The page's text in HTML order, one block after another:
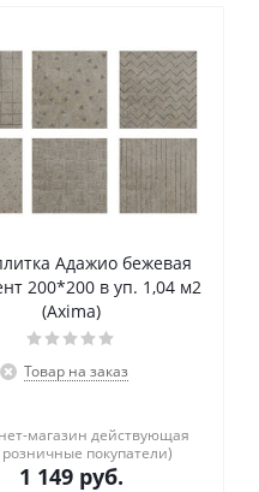
Адажио бежевая
200*200 в уп. 1,04 м2
(Axima)
Товар на заказ
магазин действующая
розничные покупатели)
1 149 руб.